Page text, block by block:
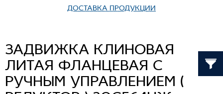
ДОСТАВКА ПРОДУКЦИИ
ЗАДВИЖКА КЛИНОВАЯ
ЛИТАЯ ФЛАНЦЕВАЯ С
РУЧНЫМ УПРАВЛЕНИЕМ (